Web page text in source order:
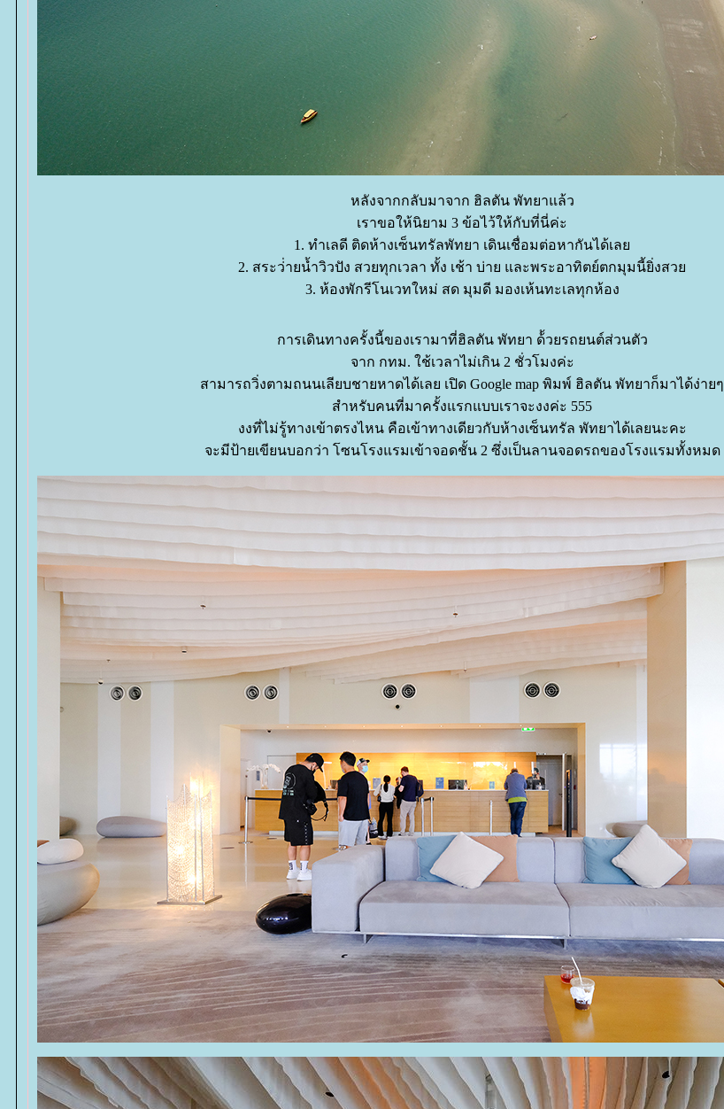
หลังจากกลับมาจาก ฮิลตัน พัทยาแล้ว
เราขอให้นิยาม 3 ข้อไว้ให้กับที่นี่ค่ะ
1. ทำเลดี ติดห้างเซ็นทรัลพัทยา เดินเชื่อมต่อหากันได้เล
2. สระว่่ายน้ำวิวปัง สวยทุกเวลา ทั้ง เช้า บ่าย และพระอาทิตย์ตกมุมนี้ยิ่งสว
3. ห้องพักรีโนเวทใหม่ สด มุมดี มองเห้นทะเลทุกห้อง
การเดินทางครั้งนี้ของเรามาที่ฮิลตัน พัทยา ด้้วยรถยนต์ส่วนตัว
จาก กทม. ใช้เวลาไม่เกิน 2 ชั่วโมงค่ะ
สามารถวิ่งตามถนนเลียบชายหาดได้เลย เปิด Google map พิมพ์ ฮิลตัน พัทยาก็มาได้ง่ายๆ
สำหรับคนที่มาครั้งแรกแบบเราจะงงค่ะ 555
งงที่ไม่รู้ทางเข้าตรงไหน คือเข้าทางเดียวกับห้างเซ็นทรัล พัทยาได้เลยนะคะ
จะมีป้ายเขียนบอกว่า โซนโรงแรมเข้าจอดชั้น 2 ซึ่งเป็นลานจอดรถของโรงแรมทั้งหมด